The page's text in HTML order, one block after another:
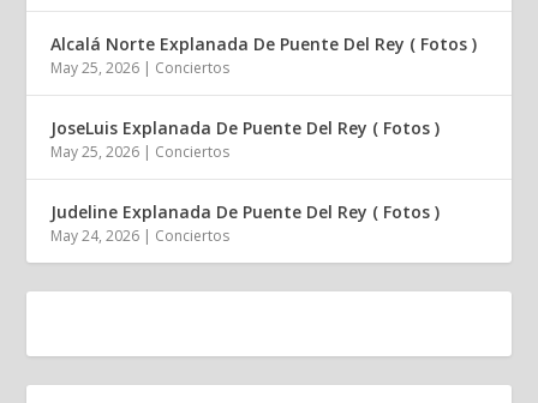
Alcalá Norte Explanada De Puente Del Rey ( Fotos )
May 25, 2026 | Conciertos
JoseLuis Explanada De Puente Del Rey ( Fotos )
May 25, 2026 | Conciertos
Judeline Explanada De Puente Del Rey ( Fotos )
May 24, 2026 | Conciertos